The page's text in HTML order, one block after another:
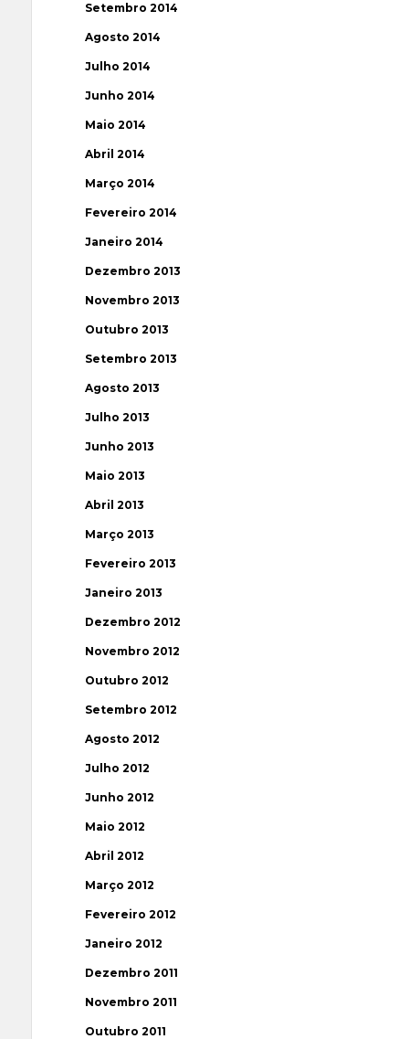
Setembro 2014
Agosto 2014
Julho 2014
Junho 2014
Maio 2014
Abril 2014
Março 2014
Fevereiro 2014
Janeiro 2014
Dezembro 2013
Novembro 2013
Outubro 2013
Setembro 2013
Agosto 2013
Julho 2013
Junho 2013
Maio 2013
Abril 2013
Março 2013
Fevereiro 2013
Janeiro 2013
Dezembro 2012
Novembro 2012
Outubro 2012
Setembro 2012
Agosto 2012
Julho 2012
Junho 2012
Maio 2012
Abril 2012
Março 2012
Fevereiro 2012
Janeiro 2012
Dezembro 2011
Novembro 2011
Outubro 2011